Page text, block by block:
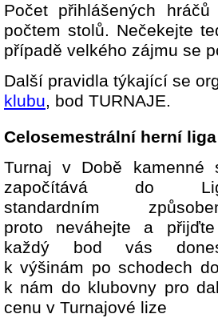
Počet přihlášených
počtem stolů. Nečekejte
případě velkého zájmu se
Další pravidla týkající se
klubu, bod TURNAJE.
Celosemestrální herní liga
Turnaj v Době kamenné
započítává do
standardním
proto neváhejte a
každý bod vás
k výšinám po schodech
k nám do klubovny pro
cenu v Turnajové lize